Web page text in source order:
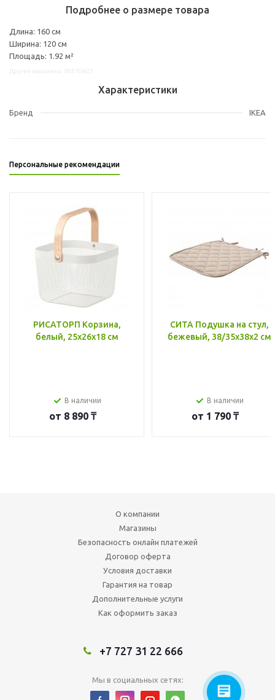
Подробнее о размере товара
Длина: 160 см
Ширина: 120 см
Площадь: 1.92 м²
Характеристики
Бренд IKEA
Персональные рекомендации
РИСАТОРП Корзина,
белый, 25x26x18 см
В наличии
от 8 890 ₸
СИТА Подушка на стул,
бежевый, 38/35x38x2 см
В наличии
от 1 790 ₸
О компании
Магазины
Безопасность онлайн платежей
Договор оферта
Условия доставки
Гарантия на товар
Дополнительные услуги
Как оформить заказ
+7 727 31 22 666
Мы в социальных сетях: